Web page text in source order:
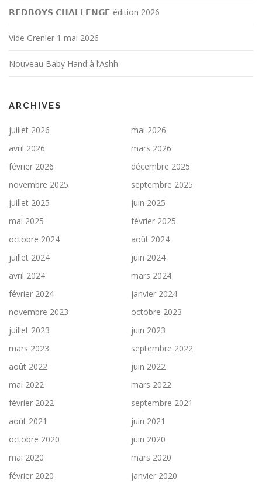
𝗥𝗘𝗗𝗕𝗢𝗬𝗦 𝗖𝗛𝗔𝗟𝗟𝗘𝗡𝗚𝗘 édition 2026
Vide Grenier 1 mai 2026
Nouveau Baby Hand à l’Ashh
ARCHIVES
juillet 2026
mai 2026
avril 2026
mars 2026
février 2026
décembre 2025
novembre 2025
septembre 2025
juillet 2025
juin 2025
mai 2025
février 2025
octobre 2024
août 2024
juillet 2024
juin 2024
avril 2024
mars 2024
février 2024
janvier 2024
novembre 2023
octobre 2023
juillet 2023
juin 2023
mars 2023
septembre 2022
août 2022
juin 2022
mai 2022
mars 2022
février 2022
septembre 2021
août 2021
juin 2021
octobre 2020
juin 2020
mai 2020
mars 2020
février 2020
janvier 2020